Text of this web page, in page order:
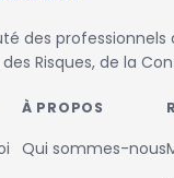
des professionnels
Risques, de la
À PROPOS
Qui sommes-nous